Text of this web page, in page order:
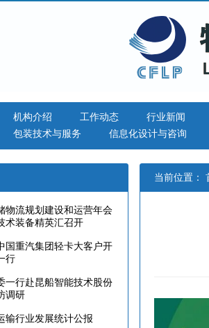
机构介绍 工作动态
行业新闻
包装技术与服务 信息化设计与咨询
物流规划建设和运营年会
术装备精英汇召开
国重汽集团轻卡大客户开
行
一行赴昆船智能技术股份
调研
输行业发展统计公报
当前位置：